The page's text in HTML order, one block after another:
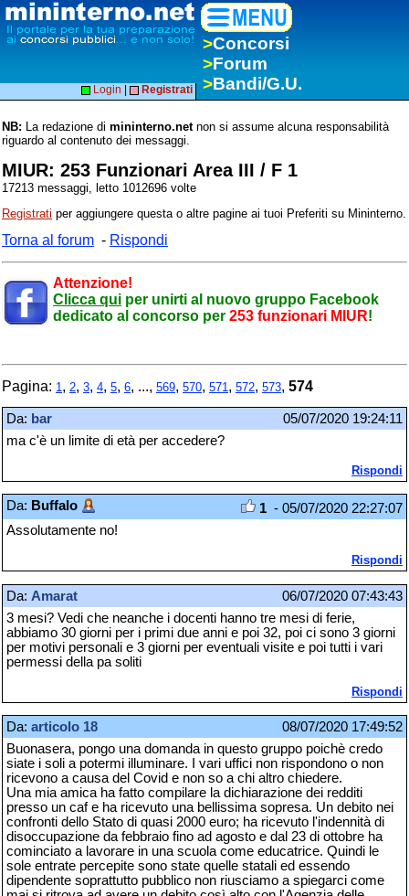
>Concorsi
>Forum
>Bandi/G.U.
Login Registrati
NB: La redazione di mininterno.netnon si assume alcuna responsabilità
riguardo al contenuto dei messaggi.
MIUR: 253 Funzionari Area III / F 1
17213 messaggi, letto 1012696 volte
Registrati per aggiungere questa o altre pagine ai tuoi Preferiti su Mininterno.
Torna al forum - Rispondi
Attenzione!
Clicca qui per unirti al nuovo gruppo Facebook
dedicato al concorso per 253 funzionari MIUR!
Pagina: 1 , 2, 3, 4, 5, 6, ..., 569, 570, 571 , 572, 573, 574
Da: bar
05/07/2020 19:24:11
ma c'è un limite di età per accedere?
Rispondi
Da: Buffalo 1 - 05/07/2020 22:27:07
Assolutamente no!
Rispondi
Da: Amarat
06/07/2020 07:43:43
3 mesi? Vedi che neanche i docenti hanno tre mesi di ferie,
abbiamo 30 giorni per i primi due anni e poi 32, poi ci sono 3 giorni
per motivi personali e 3 giorni per eventuali visite e poi tutti i vari
permessi della pa soliti
Rispondi
Da: articolo 18
08/07/2020 17:49:52
Buonasera, pongo una domanda in questo gruppo poichè credo
siate i soli a potermi illuminare. I vari uffici non rispondono o non
ricevono a causa del Covid e non so a chi altro chiedere.
Una mia amica ha fatto compilare la dichiarazione dei redditi
presso un caf e ha ricevuto una bellissima sopresa. Un debito nei
confronti dello Stato di quasi 2000 euro; ha ricevuto l'indennità di
disoccupazione da febbraio fino ad agosto e dal 23 di ottobre ha
cominciato a lavorare in una scuola come educatrice. Quindi le
sole entrate percepite sono state quelle statali ed essendo
dipendente soprattutto pubblico non riusciamo a spiegarci come